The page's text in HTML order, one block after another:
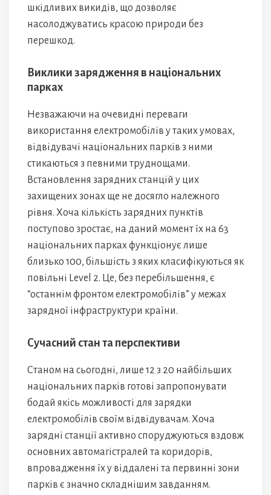
шкідливих викидів, що дозволяє
насолоджуватись красою природи без
перешкод.
Виклики зарядження в національних
парках
Незважаючи на очевидні переваги
використання електромобілів у таких умовах,
відвідувачі національних парків з ними
стикаються з певними труднощами.
Встановлення зарядних станцій у цих
захищених зонах ще не досягло належного
рівня. Хоча кількість зарядних пунктів
поступово зростає, на даний момент їх на 63
національних парках функціонує лише
близько 100, більшість з яких класифікуються як
повільні Level 2. Це, без перебільшення, є
“останнім фронтом електромобілів” у межах
зарядної інфраструктури країни.
Сучасний стан та перспективи
Станом на сьогодні, лише 12 з 20 найбільших
національних парків готові запропонувати
бодай якісь можливості для зарядки
електромобілів своїм відвідувачам. Хоча
зарядні станції активно споруджуються вздовж
основних автомагістралей та коридорів,
впровадження їх у віддалені та первинні зони
парків є значно складнішим завданням.